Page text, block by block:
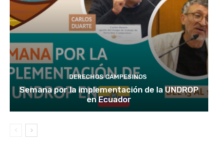
DERECHOS CAMPESINOS
Semana por la implementación de la UNDROP
en Ecuador